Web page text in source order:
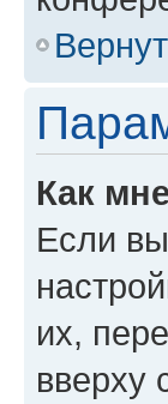
Как
Если
их,
вверху